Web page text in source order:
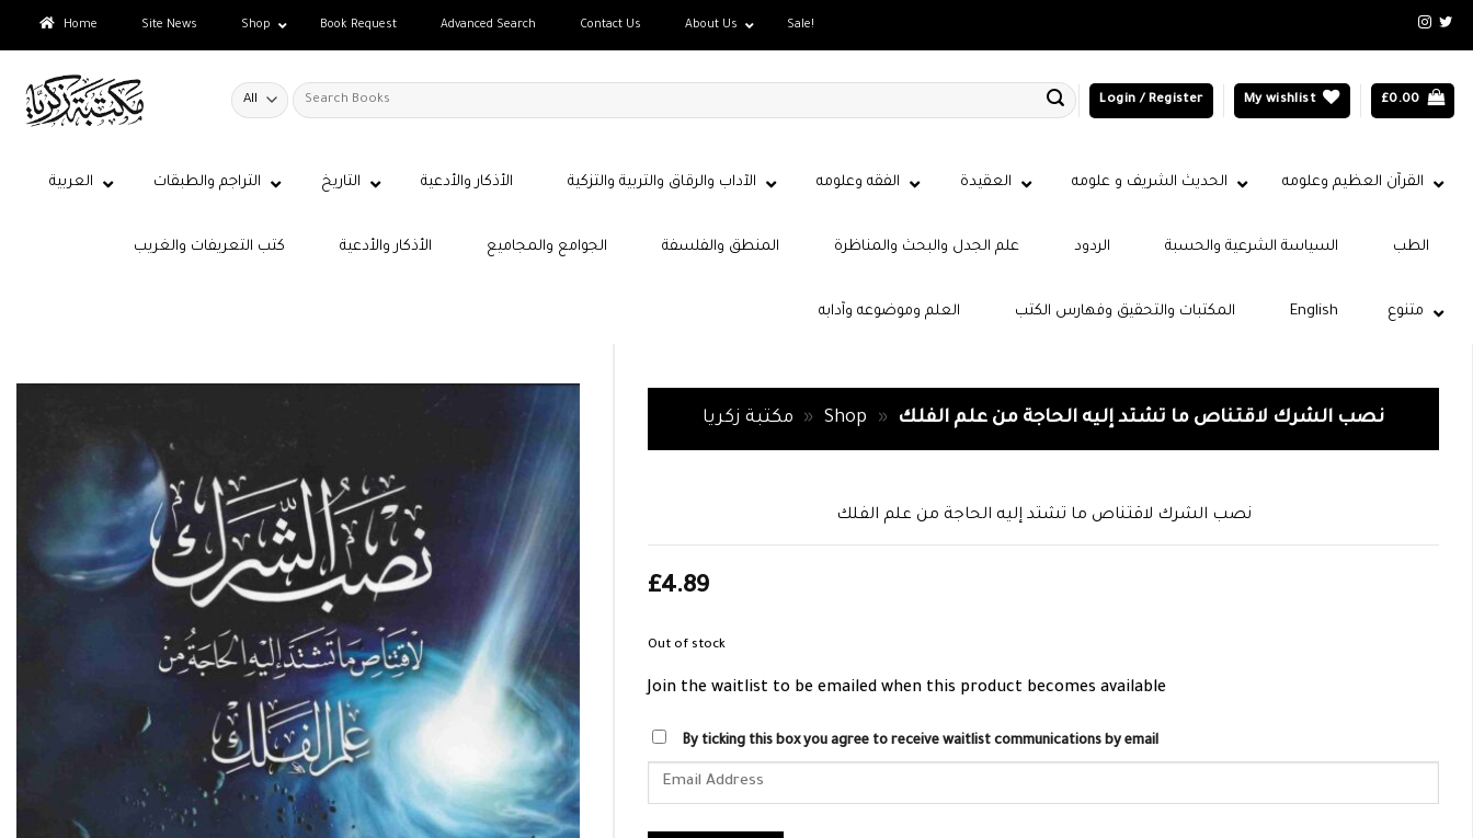
Home Site News Shop Book Request Advanced Search Contact Us About Us Sale!
Search
for:
Login / Register My wishlist £0.00
القرآن العظيم وعلومه الحديث الشريف و علومه العقيدة الفقه وعلومه الآداب والرقاق والتربية والتزكية الأذكار والأدعية التاريخ التراجم والطبقات العربية
كتب التعريفات والغريب الأذكار والأدعية الجوامع والمجاميع المنطق والفلسفة علم الجدل والبحث والمناظرة الردود السياسة الشرعية والحسبة الطب
العلم وموضوعه وآدابه المكتبات والتحقيق وفهارس الكتب متنوع English
مكتبة زكريا » Shop » نصب الشرك لاقتناص ما تشتد إليه الحاجة من علم الفلك
نصب الشرك لاقتناص ما تشتد إليه الحاجة من علم الفلك
£4.89
Out of stock
Join the waitlist to be emailed when this product becomes available
By ticking this box you agree to receive waitlist communications by email
Enter